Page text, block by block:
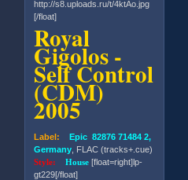
[/float]
Royal
Gigolos -
Self Control
(CDM)
2005
Label: Epic 82876 71484 2,
Germany , FLAC (tracks+.cue)
Style:House[float=right]lp-
gt229[/float]